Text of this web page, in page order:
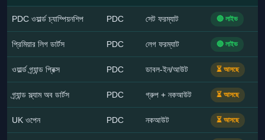
PDC ওয়ার্ল্ড চ্যাম্পিয়নশিপ PDC সেট ফরম্যাট 🔴 লাইভ
প্রিমিয়ার লিগ ডার্টস PDC লেগ ফরম্যাট 🔴 লাইভ
ওয়ার্ল্ড গ্র্যান্ড প্রিক্স PDC ডাবল-ইন/আউট ⏳ আসছে
গ্র্যান্ড স্ল্যাম অব ডার্টস PDC গ্রুপ + নকআউট ⏳ আসছে
UK ওপেন PDC নকআউট ⏳ আসছে